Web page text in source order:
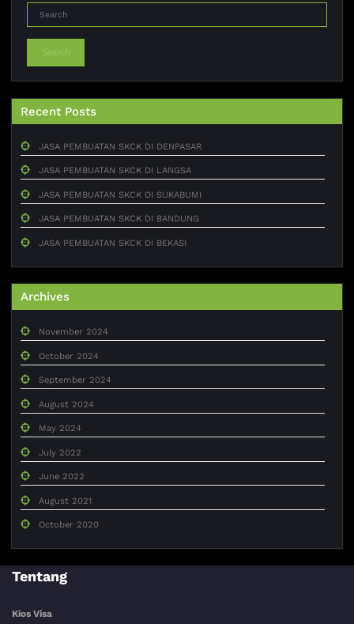
Search
Recent Posts
JASA PEMBUATAN SKCK DI DENPASAR
JASA PEMBUATAN SKCK DI LANGSA
JASA PEMBUATAN SKCK DI SUKABUMI
JASA PEMBUATAN SKCK DI BANDUNG
JASA PEMBUATAN SKCK DI BEKASI
Archives
November 2024
October 2024
September 2024
August 2024
May 2024
July 2022
June 2022
August 2021
October 2020
Tentang
Kios Visa